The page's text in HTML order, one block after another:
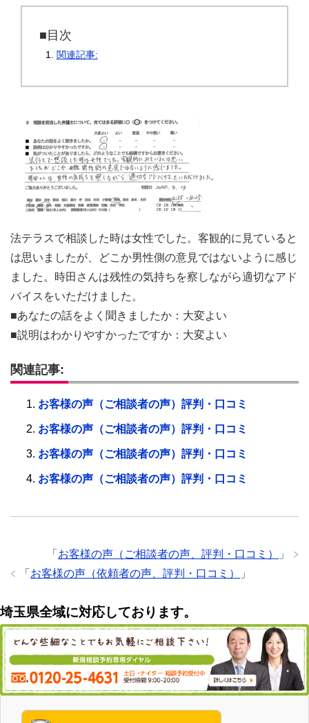
■目次
関連記事:
法テラスで相談した時は女性でした。客観的に見ていると
は思いましたが、どこか男性側の意見ではないように感じ
ました。時田さんは残性の気持ちを察しながら適切なアド
バイスをいただけました。
■あなたの話をよく聞きましたか：大変よい
■説明はわかりやすかったですか：大変よい
関連記事:
お客様の声（ご相談者の声）評判・口コミ
お客様の声（ご相談者の声）評判・口コミ
お客様の声（ご相談者の声）評判・口コミ
お客様の声（ご相談者の声）評判・口コミ
「 お客様の声（ご相談者の声、評判・口コミ）
」
「 お客様の声（依頼者の声、評判・口コミ） 」
埼玉県全域に対応しております。